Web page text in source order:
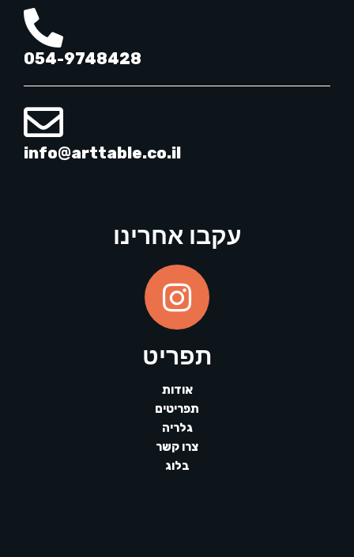
054-9748428
info@arttable.co.il
עקבו אחרינו
תפריט
אודות
תפריטים
גלריה
צרו קשר
בלוג